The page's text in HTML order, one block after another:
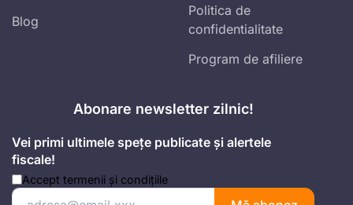
Blog
Politica de
confidentialitate
Program de afiliere
Abonare newsletter zilnic!
Vei primi ultimele spețe publicate și alertele
fiscale!
Accept termenii și condițiile